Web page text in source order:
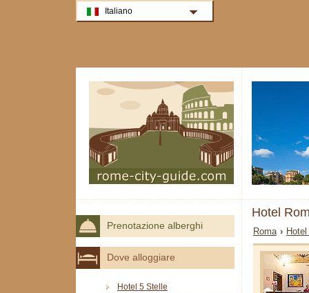
Hotel
Roma ›
Prenotazione alberghi
Dove alloggiare
Hotel 5 Stelle
Italiano